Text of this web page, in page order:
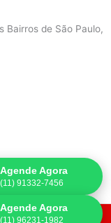
Bairros de São Paulo,
Agende Agora
(11) 91332-7456
Agende Agora
(11) 96231-1982